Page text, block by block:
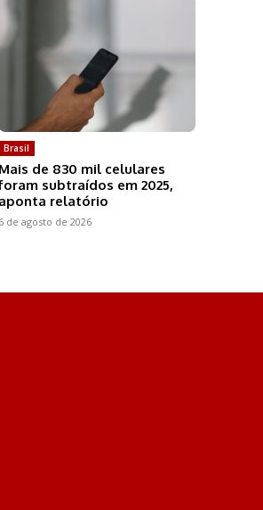
Brasil
Mais de 830 mil celulares
subtraídos em 2025,
aponta relatório
6 de agosto de 2026